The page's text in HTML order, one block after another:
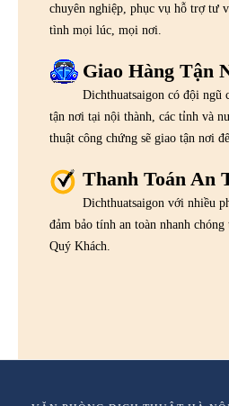
chuyên nghiệp, phục vụ hỗ trợ tư
tình mọi lúc, mọi nơi.
Giao Hàng Tận
Dichthuatsaigon có đội ngũ
tận nơi tại nội thành, các tỉnh và
thuật công chứng sẽ giao tận nơi
Thanh Toán An
Dichthuatsaigon với nhiều
đảm bảo tính an toàn nhanh
Quý Khách.